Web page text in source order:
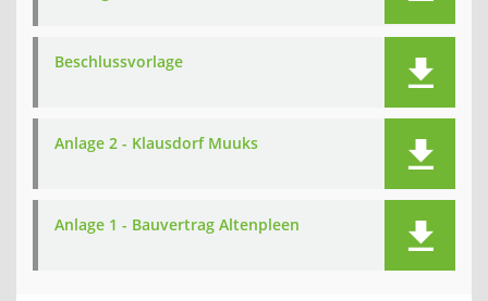
Beschlussvorlage
Anlage 2 - Klausdorf Muuks
Anlage 1 - Bauvertrag Altenpleen